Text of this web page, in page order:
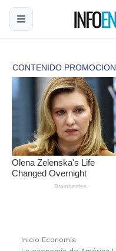
Inicio ›Economía›